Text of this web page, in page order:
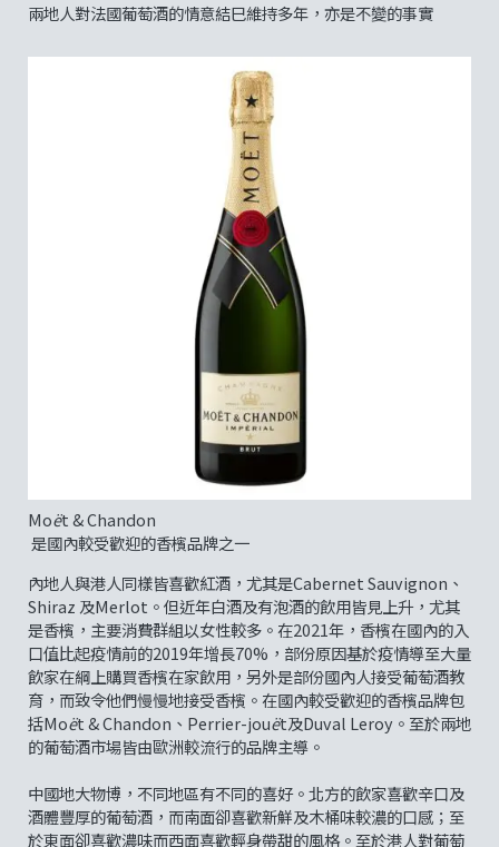
兩地人對法國葡萄酒的情意結巳維持多年，亦是不變的事實
Moët & Chandon
是國內較受歡迎的香檳品牌之一
內地人與港人同樣皆喜歡紅酒，尤其是Cabernet Sauvignon、
Shiraz 及Merlot。但近年白酒及有泡酒的飲用皆見上升，尤其
是香檳，主要消費群組以女性較多。在2021年，香檳在國內的入
口值比起疫情前的2019年增長70%，部份原因基於疫情導至大量
飲家在綱上購買香檳在家飲用，另外是部份國內人接受葡萄酒教
育，而致令他們慢慢地接受香檳。在國內較受歡迎的香檳品牌包
括Moët & Chandon、Perrier-jouët及Duval Leroy。至於兩地
的葡萄酒市場皆由歐洲較流行的品牌主導。
中國地大物博，不同地區有不同的喜好。北方的飲家喜歡辛口及
酒體豐厚的葡萄酒，而南面卻喜歡新鮮及木桶味較濃的口感；至
於東面卻喜歡濃味而西面喜歡輕身帶甜的風格。至於港人對葡萄